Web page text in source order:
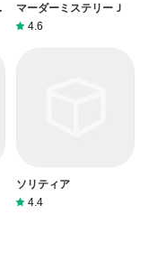
マーダーミステリーＪ
4.6
ソリティア
4.4